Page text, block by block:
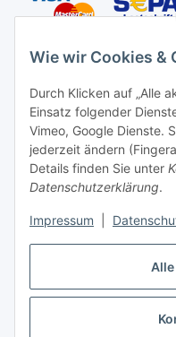
Wie wir Cookies &
Durch Klicken auf „Alle
Einsatz folgender
Vimeo, Google Dienste.
jederzeit ändern
Details finden Sie unter
Datenschutzerklärung.
Impressum
Versandarten
Kontakt
Mayaadi Home
Max-Planck-Str. 34
61184 Karben
Deutschland
Telefon: +49-6039-938080
info@mayaadi-